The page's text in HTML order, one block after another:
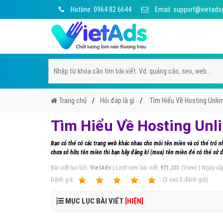
Hotline: 0964 82 6644 Email:
Trang chủ Hỏi đáp là gì Tìm Hiểu Về Hosting
Tìm Hiểu Về Hosting
Bạn có thể có các trang web khác nhau cho mỗi tên miền và có thể trỏ
chưa sở hữu tên miền thì bạn hãy đăng kí (mua) tên miền để có thể
Bài viết tạo bởi: VietAds | Lượt xem bài viết: 971,331 (View) | Ngày
Ðánh giá:
(5 sao 5 đánh giá)
MỤC LỤC BÀI VIẾT [HIỆN]